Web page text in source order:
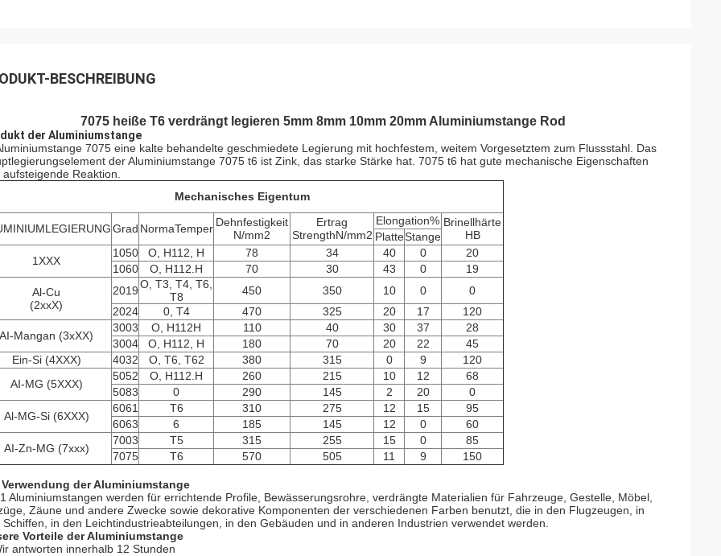
BESCHREIBUNG
7075 heiße T6 verdrängt legieren 5mm 8mm 10mm 20mm Aluminiumstange Rod
der Aluminiumstange
7075 eine kalte behandelte geschmiedete Legierung mit hochfestem, weitem Vorgesetztem zum Flussstahl. Das
der Aluminiumstange 7075 t6 ist Zink, das starke Stärke hat. 7075 t6 hat gute mechanische Eigenschaften
aufsteigende Reaktion.
Mechanisches Eigentum
Grad NormaTemper Dehnfestigkeit
N/mm2
Ertrag
StrengthN/mm2
Elongation% Brinellhärte
HB
PlatteStange
1XXX
1050 O, H112, H 78 34 40 0
20
1060
O, H112.H 70 30 43 0
19
Al-Cu
(2xxX)
2019O, T3, T4, T6,
T8
450 350 10 0
0
2024
0, T4 470 325 20 17
120
AI-Mangan (3xXX)
3003 O, H112H 110 40 30 37
28
3004
O, H112, H 180 70 20 22
45
Ein-Si (4XXX)
4032 O, T6, T62 380 315 0 9
120
AI-MG (5XXX)
5052 O, H112.H 260 215 10 12
68
5083
0 290 145 2 20
0
Al-MG-Si (6XXX)
6061 T6 310 275 12 15
95
6063
6 185 145 12 0
60
AI-Zn-MG (7xxx)
7003 T5 315 255 15 0
85
7075
T6 570 505 11 9 150
Verwendung der Aluminiumstange
Aluminiumstangen werden für errichtende Profile, Bewässerungsrohre, verdrängte Materialien für Fahrzeuge, Gestelle, Möbel,
Zäune und andere Zwecke sowie dekorative Komponenten der verschiedenen Farben benutzt, die in den Flugzeugen, in
Schiffen, in den Leichtindustrieabteilungen, in den Gebäuden und in anderen Industrien verwendet werden.
Vorteile der Aluminiumstange
antworten innerhalb 12 Stunden